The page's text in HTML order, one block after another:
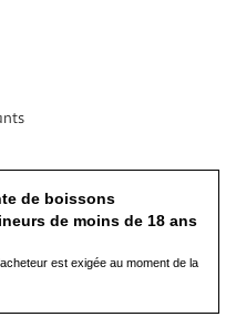
de boissons
de moins de 18 ans
est exigée au moment de la